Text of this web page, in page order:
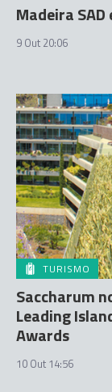
Madeira
9 Out 20:06
TURISMO
Saccharum
Leading
Awards
10 Out 14:56